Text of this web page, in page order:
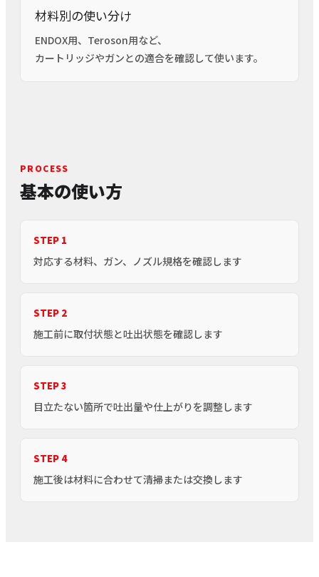
材料別の使い分け
ENDOX用、Teroson用など、
カートリッジやガンとの適合を確認して使います。
PROCESS
基本の使い方
STEP 1
対応する材料、ガン、ノズル規格を確認します
STEP 2
施工前に取付状態と吐出状態を確認します
STEP 3
目立たない箇所で吐出量や仕上がりを調整します
STEP 4
施工後は材料に合わせて清掃または交換します